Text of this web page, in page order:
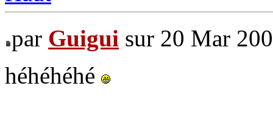
par Guigui sur 20 Mar
héhéhéhé